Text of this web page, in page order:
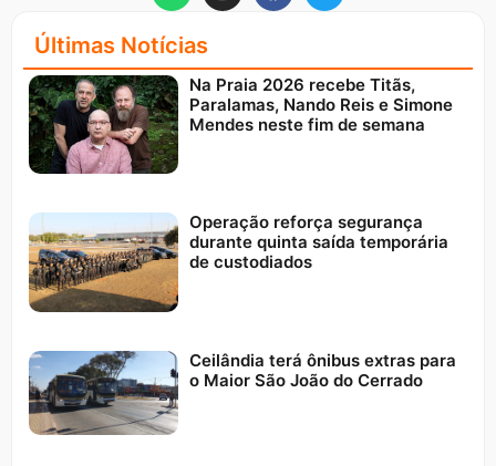
Últimas Notícias
Na Praia 2026 recebe Titãs,
Paralamas, Nando Reis e Simone
Mendes neste fim de semana
Operação reforça segurança
durante quinta saída temporária
de custodiados
Ceilândia terá ônibus extras para
o Maior São João do Cerrado